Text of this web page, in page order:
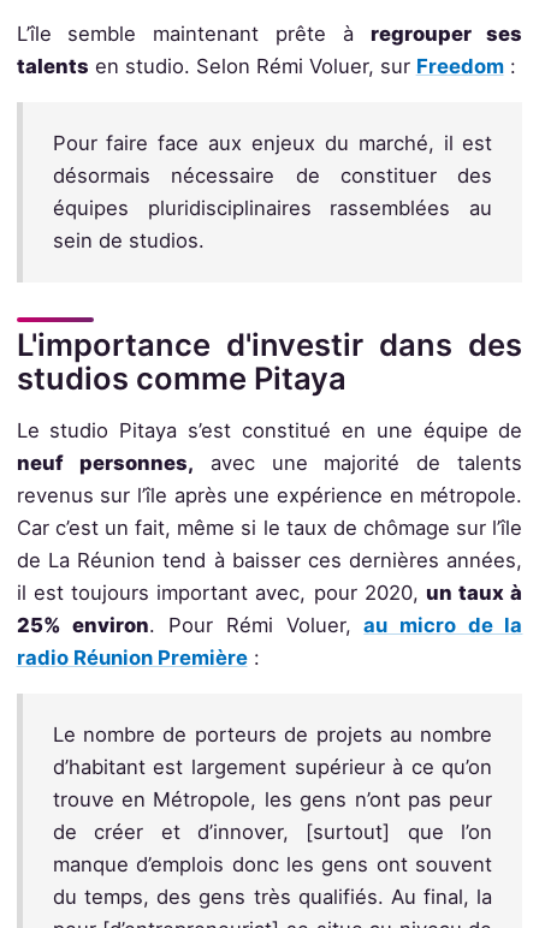
L’île semble maintenant prête à regrouper ses
talents en studio. Selon Rémi Voluer, sur Freedom:
Pour faire face aux enjeux du marché, il est
désormais nécessaire de constituer des
équipes pluridisciplinaires rassemblées au
sein de studios.
L'importance d'investir dans des
studios comme Pitaya
Le studio Pitaya s’est constitué en une équipe de
neuf personnes, avec une majorité de talents
revenus sur l’île après une expérience en métropole.
Car c’est un fait, même si le taux de chômage sur l’île
de La Réunion tend à baisser ces dernières années,
il est toujours important avec, pour 2020, un taux à
25% environ. Pour Rémi Voluer,au micro de la
radio Réunion Première:
Le nombre de porteurs de projets au nombre
d’habitant est largement supérieur à ce qu’on
trouve en Métropole, les gens n’ont pas peur
de créer et d’innover, [surtout] que l’on
manque d’emplois donc les gens ont souvent
du temps, des gens très qualifiés. Au final, la